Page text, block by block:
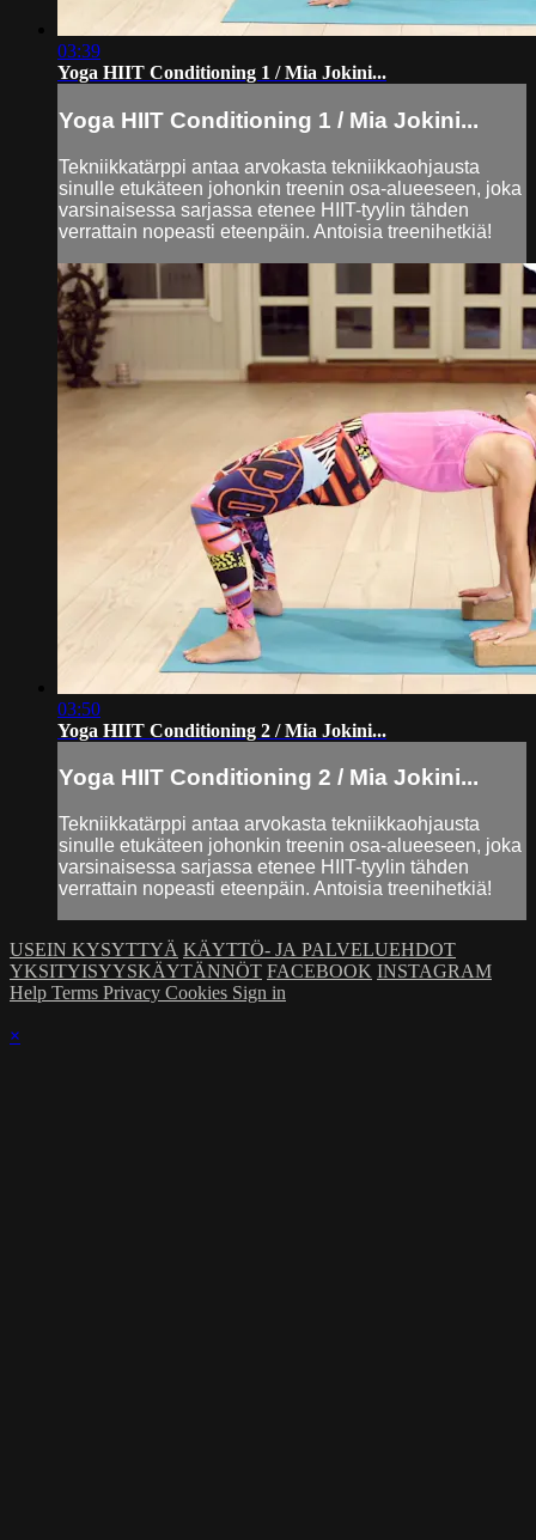
03:39
Yoga HIIT Conditioning 1 / Mia Jokini...
Yoga HIIT Conditioning 1 / Mia Jokini...
Tekniikkatärppi antaa arvokasta tekniikkaohjausta
sinulle etukäteen johonkin treenin osa-alueeseen, joka
varsinaisessa sarjassa etenee HIIT-tyylin tähden
verrattain nopeasti eteenpäin. Antoisia treenihetkiä!
03:50
Yoga HIIT Conditioning 2 / Mia Jokini...
Yoga HIIT Conditioning 2 / Mia Jokini...
Tekniikkatärppi antaa arvokasta tekniikkaohjausta
sinulle etukäteen johonkin treenin osa-alueeseen, joka
varsinaisessa sarjassa etenee HIIT-tyylin tähden
verrattain nopeasti eteenpäin. Antoisia treenihetkiä!
USEIN KYSYTTYÄ KÄYTTÖ- JA PALVELUEHDOT
YKSITYISYYSKÄYTÄNNÖT FACEBOOK INSTAGRAM
Help Terms Privacy Cookies Sign in
×